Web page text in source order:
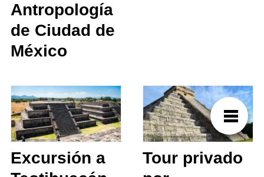
Antropología
de Ciudad de
México
Excursión a
Tour privado